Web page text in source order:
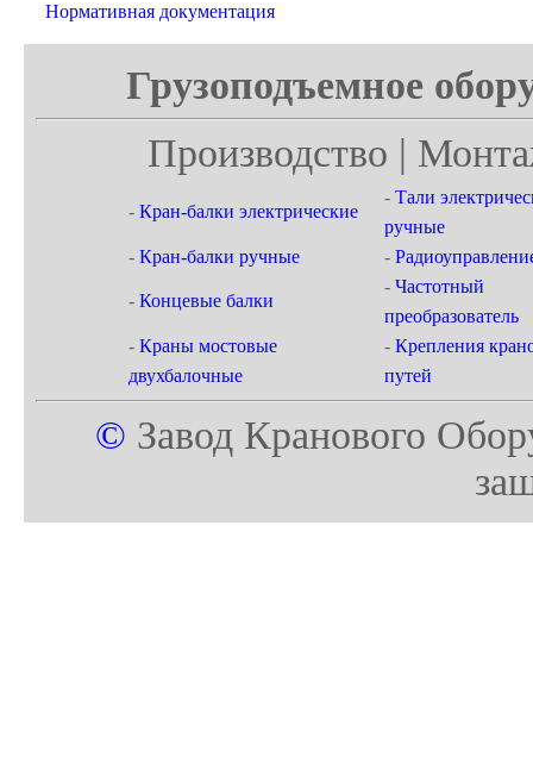
Нормативная документация
Грузоподъемное
Производство |
- Кран-балки электрические
- Тали
ручные
- Кран-балки ручные -
- Концевые балки
- Частотный
преобразователь
- Краны мостовые
двухбалочные
- Крепления
путей
© Завод Кранового